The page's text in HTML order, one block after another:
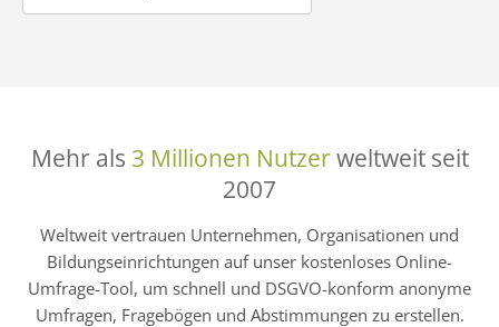
Mehr als 3 Millionen Nutzerweltweit seit
2007
Weltweit vertrauen Unternehmen, Organisationen und
Bildungseinrichtungen auf unser kostenloses Online-
Umfrage-Tool, um schnell und DSGVO-konform anonyme
Umfragen, Fragebögen und Abstimmungen zu erstellen.